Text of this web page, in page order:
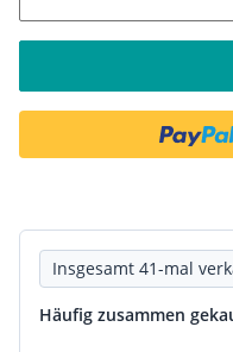
Insgesamt 41-mal
Häufig zusammen